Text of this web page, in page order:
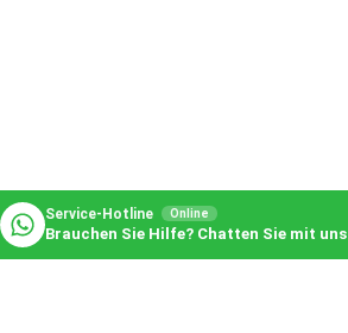
Service-Hotline Online
Brauchen Sie Hilfe? Chatten Sie mit uns